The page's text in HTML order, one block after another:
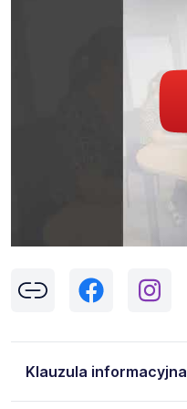
Klauzula informacyjna